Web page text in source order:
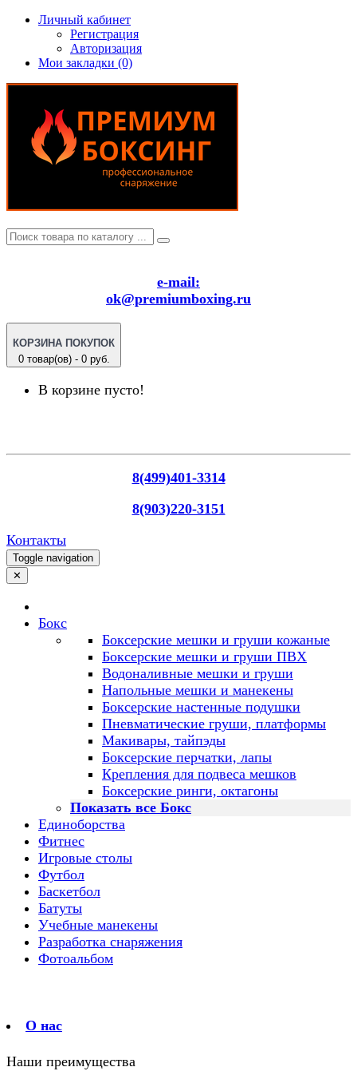
Личный кабинет
Регистрация
Авторизация
Мои закладки (0)
e-mail:
ok@premiumboxing.ru
КОРЗИНА ПОКУПОК
0 товар(ов) - 0 руб.
В корзине пусто!
8(499)401-3314
8(903)220-3151
Контакты
Toggle navigation
✕
Бокс
Боксерские мешки и груши кожаные
Боксерские мешки и груши ПВХ
Водоналивные мешки и груши
Напольные мешки и манекены
Боксерские настенные подушки
Пневматические груши, платформы
Макивары, тайпэды
Боксерские перчатки, лапы
Крепления для подвеса мешков
Боксерские ринги, октагоны
Показать все Бокс
Единоборства
Фитнес
Игровые столы
Футбол
Баскетбол
Батуты
Учебные манекены
Разработка снаряжения
Фотоальбом
О нас
Наши преимущества